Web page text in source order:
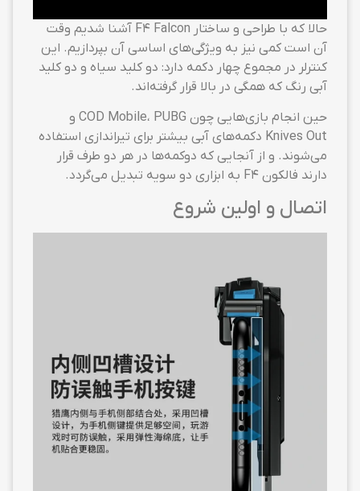
حالا که با طراحی و ساختار F4 Falcon آشنا شدیم وقت
آن است کمی نیز به ویژگی‌های اساسی آن بپردازیم. این
کنترلر در مجموع چهار دکمه دارد: دو کلید سیاه و دو کلید
آبی رنگ که همگی در بالا قرار گرفته‌اند.
حین انجام بازی‌هایی چون COD Mobile، PUBG و
Knives Out دکمه‌های آبی بیشتر برای تیراندازی استفاده
می‌شوند. و از آنجایی که دوکمه‌ها در هر دو طرف قرار
دارند فالکون F4 به ابزاری دو سویه تبدیل می‌گردد.
اتصال و اولین شروع